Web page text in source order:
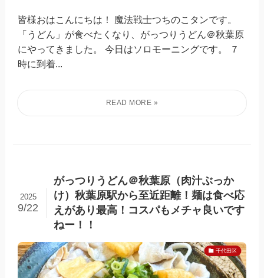
皆様おはこんにちは！ 魔法戦士つちのこタンです。
「うどん」が食べたくなり、がっつりうどん＠秋葉原
にやってきました。 今日はソロモーニングです。 ７
時に到着...
がっつりうどん＠秋葉原（肉汁ぶっか
け）秋葉原駅から至近距離！麺は食べ応
えがあり最高！コスパもメチャ良いです
ねー！！
2025
9/22
千代田区